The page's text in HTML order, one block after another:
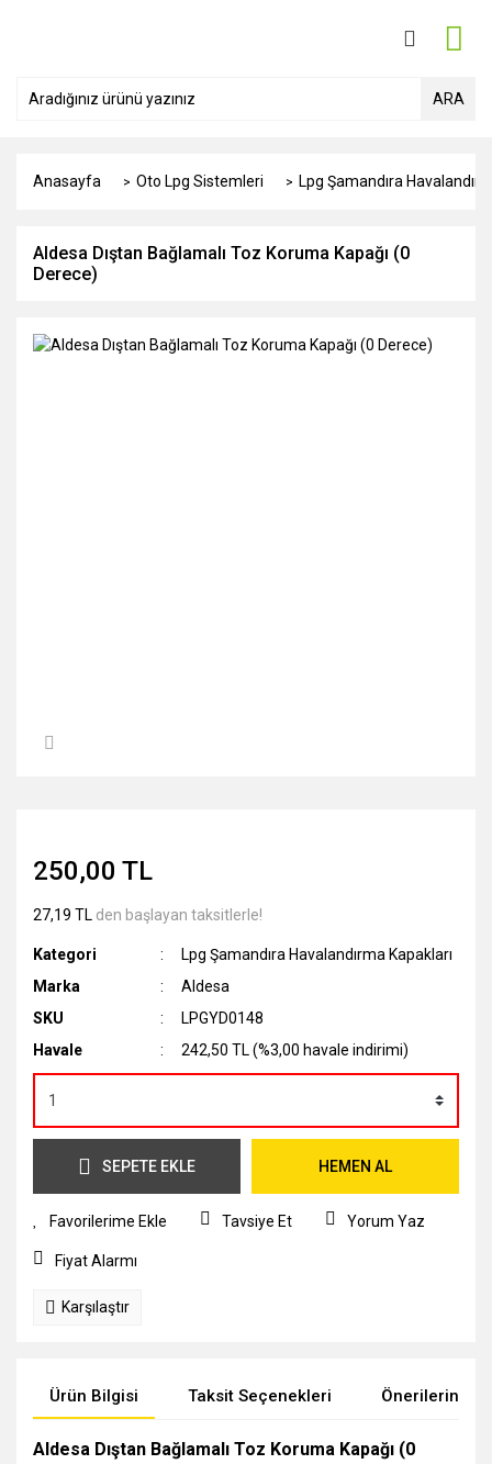
ARA
Anasayfa Oto Lpg Sistemleri Lpg Şamandıra
Aldesa Dıştan Bağlamalı Toz Koruma Kapağı (0
Derece)
250,00 TL
27,19 TL den başlayan taksitlerle!
Kategori
Lpg Şamandıra Havalandırma Kapakları
Marka
Aldesa
SKU
LPGYD0148
Havale
242,50 TL (%3,00 havale indirimi)
SEPETE EKLE HEMEN AL
Tavsiye Et Yorum Yaz
Fiyat Alarmı
Karşılaştır
Ürün Bilgisi Taksit Seçenekleri Önerileriniz
Aldesa Dıştan Bağlamalı Toz Koruma Kapağı (0